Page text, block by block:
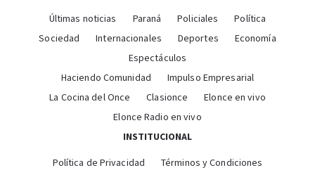
Últimas noticias Paraná Policiales
Política
Sociedad
Internacionales Deportes
Economía
Espectáculos
Haciendo Comunidad
Impulso Empresarial
La Cocina del Once
Clasionce
Elonce en vivo
Elonce Radio en vivo
INSTITUCIONAL
Política de Privacidad
Términos y Condiciones